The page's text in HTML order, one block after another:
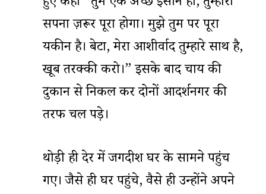
सपना ज़रूर पूरा होगा। मुझे तुम पर पूरा
यकीन है। बेटा, मेरा आशीर्वाद तुम्हारे साथ है,
खूब तरक्की करो।” इसके बाद चाय की
दुकान से निकल कर दोनों आदर्शनगर की
तरफ चल पड़े।
थोड़ी ही देर में जगदीश घर के सामने पहुंच
गए। जैसे ही घर पहुंचे, वैसे ही उन्होंने अपने